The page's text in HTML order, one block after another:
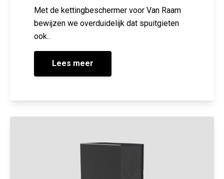
Met de kettingbeschermer voor Van Raam
bewijzen we overduidelijk dat spuitgieten
ook..
Lees meer